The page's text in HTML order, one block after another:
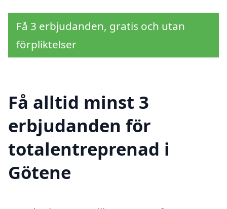
Få 3 erbjudanden, gratis och utan
förpliktelser
Få alltid minst 3
erbjudanden för
totalentreprenad i
Götene